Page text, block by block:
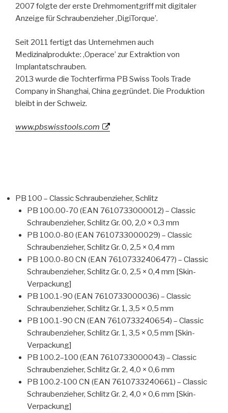
2007 folgte der erste Drehmomentgriff mit digitaler
Anzeige für Schraubenzieher ‚DigiTorque’.
Seit 2011 fertigt das Unternehmen auch
Medizinalprodukte: ‚Operace’ zur Extraktion von
Implantatschrauben.
2013 wurde die Tochterfirma PB Swiss Tools Trade
Company in Shanghai, China gegründet. Die Produktion
bleibt in der Schweiz.
www.pbswisstools.com
PB 100 – Classic Schraubenzieher, Schlitz
PB 100.00-70 (EAN 7610733000012) – Classic
Schraubenzieher, Schlitz Gr. 00, 2,0 × 0,3 mm
PB 100.0-80 (EAN 7610733000029) – Classic
Schraubenzieher, Schlitz Gr. 0, 2,5 × 0,4 mm
PB 100.0-80 CN (EAN 7610733240647?) – Classic
Schraubenzieher, Schlitz Gr. 0, 2,5 × 0,4 mm [Skin-
Verpackung]
PB 100.1-90 (EAN 7610733000036) – Classic
Schraubenzieher, Schlitz Gr. 1, 3,5 × 0,5 mm
PB 100.1-90 CN (EAN 7610733240654) – Classic
Schraubenzieher, Schlitz Gr. 1, 3,5 × 0,5 mm [Skin-
Verpackung]
PB 100.2–100 (EAN 7610733000043) – Classic
Schraubenzieher, Schlitz Gr. 2, 4,0 × 0,6 mm
PB 100.2-100 CN (EAN 7610733240661) – Classic
Schraubenzieher, Schlitz Gr. 2, 4,0 × 0,6 mm [Skin-
Verpackung]